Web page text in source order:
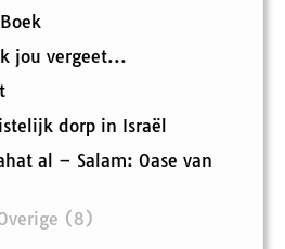
jou vergeet...
dorp in Israël
al – Salam: Oase van
(8)